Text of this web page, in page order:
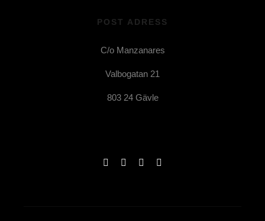
POST ADRESS
C/o Manzanares
Valbogatan 21
803 24 Gävle